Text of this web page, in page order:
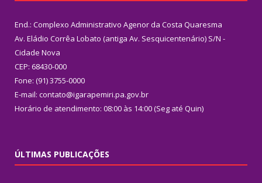
End.: Complexo Administrativo Agenor da Costa Quaresma
Av. Eládio Corrêa Lobato (antiga Av. Sesquicentenário) S/N -
Cidade Nova
CEP: 68430-000
Fone: (91) 3755-0000
E-mail: contato@igarapemiri.pa.gov.br
Horário de atendimento: 08:00 às 14:00 (Seg até Quin)
ÚLTIMAS PUBLICAÇÕES